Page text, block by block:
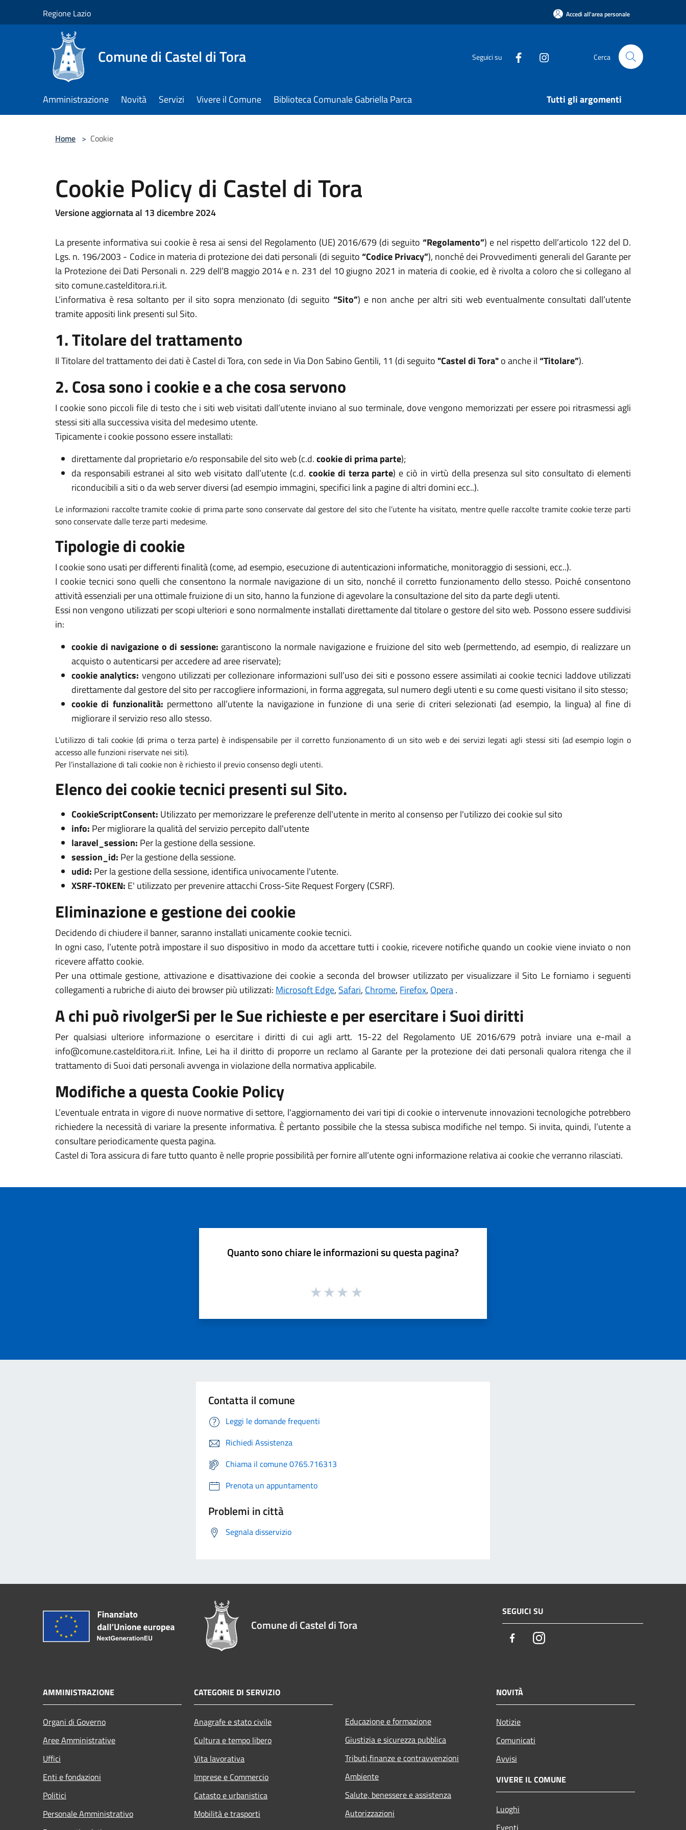
Regione Lazio Accedi all'area personale
Comune di Castel di Tora Seguici su Cerca
Amministrazione Novità Servizi Vivere il Comune Biblioteca Comunale Gabriella Parca Tutti gli argomenti
Home > Cookie
Cookie Policy di Castel di Tora
Versione aggiornata al 13 dicembre 2024
La presente informativa sui cookie è resa ai sensi del Regolamento (UE) 2016/679 (di seguito“Regolamento”) e nel rispetto dell’articolo 122 del D.
Lgs. n. 196/2003 - Codice in materia di protezione dei dati personali (di seguito“Codice Privacy”), nonché dei Provvedimenti generali del Garante per
la Protezione dei Dati Personali n. 229 dell’8 maggio 2014 e n. 231 del 10 giugno 2021 in materia di cookie, ed è rivolta a coloro che si collegano al
sito comune.castelditora.ri.it.
L’informativa è resa soltanto per il sito sopra menzionato (di seguito “Sito”) e non anche per altri siti web eventualmente consultati dall’utente
tramite appositi link presenti sul Sito.
1. Titolare del trattamento
Il Titolare del trattamento dei dati è Castel di Tora, con sede in Via Don Sabino Gentili, 11 (di seguito "Castel di Tora"o anche il“Titolare”).
2. Cosa sono i cookie e a che cosa servono
I cookie sono piccoli file di testo che i siti web visitati dall’utente inviano al suo terminale, dove vengono memorizzati per essere poi ritrasmessi agli
stessi siti alla successiva visita del medesimo utente.
Tipicamente i cookie possono essere installati:
direttamente dal proprietario e/o responsabile del sito web (c.d.cookie di prima parte);
da responsabili estranei al sito web visitato dall’utente (c.d. cookie di terza parte) e ciò in virtù della presenza sul sito consultato di elementi
riconducibili a siti o da web server diversi (ad esempio immagini, specifici link a pagine di altri domini ecc..).
Le informazioni raccolte tramite cookie di prima parte sono conservate dal gestore del sito che l’utente ha visitato, mentre quelle raccolte tramite cookie terze parti
sono conservate dalle terze parti medesime.
Tipologie di cookie
I cookie sono usati per differenti finalità (come, ad esempio, esecuzione di autenticazioni informatiche, monitoraggio di sessioni, ecc..).
I cookie tecnici sono quelli che consentono la normale navigazione di un sito, nonché il corretto funzionamento dello stesso. Poiché consentono
attività essenziali per una ottimale fruizione di un sito, hanno la funzione di agevolare la consultazione del sito da parte degli utenti.
Essi non vengono utilizzati per scopi ulteriori e sono normalmente installati direttamente dal titolare o gestore del sito web. Possono essere suddivisi
in:
cookie di navigazione o di sessione: garantiscono la normale navigazione e fruizione del sito web (permettendo, ad esempio, di realizzare un
acquisto o autenticarsi per accedere ad aree riservate);
cookie analytics: vengono utilizzati per collezionare informazioni sull’uso dei siti e possono essere assimilati ai cookie tecnici laddove utilizzati
direttamente dal gestore del sito per raccogliere informazioni, in forma aggregata, sul numero degli utenti e su come questi visitano il sito stesso;
cookie di funzionalità: permettono all’utente la navigazione in funzione di una serie di criteri selezionati (ad esempio, la lingua) al fine di
migliorare il servizio reso allo stesso.
L’utilizzo di tali cookie (di prima o terza parte) è indispensabile per il corretto funzionamento di un sito web e dei servizi legati agli stessi siti (ad esempio login o
accesso alle funzioni riservate nei siti).
Per l’installazione di tali cookie non è richiesto il previo consenso degli utenti.
Elenco dei cookie tecnici presenti sul Sito.
CookieScriptConsent: Utilizzato per memorizzare le preferenze dell'utente in merito al consenso per l'utilizzo dei cookie sul sito
info: Per migliorare la qualità del servizio percepito dall'utente
laravel_session: Per la gestione della sessione.
session_id: Per la gestione della sessione.
udid: Per la gestione della sessione, identifica univocamente l'utente.
XSRF-TOKEN: E' utilizzato per prevenire attacchi Cross-Site Request Forgery (CSRF).
Eliminazione e gestione dei cookie
Decidendo di chiudere il banner, saranno installati unicamente cookie tecnici.
In ogni caso, l’utente potrà impostare il suo dispositivo in modo da accettare tutti i cookie, ricevere notifiche quando un cookie viene inviato o non
ricevere affatto cookie.
Per una ottimale gestione, attivazione e disattivazione dei cookie a seconda del browser utilizzato per visualizzare il Sito Le forniamo i seguenti
collegamenti a rubriche di aiuto dei browser più utilizzati: Microsoft Edge, Safari, Chrome, Firefox, Opera.
A chi può rivolgerSi per le Sue richieste e per esercitare i Suoi diritti
Per qualsiasi ulteriore informazione o esercitare i diritti di cui agli artt. 15-22 del Regolamento UE 2016/679 potrà inviare una e-mail a
info@comune.castelditora.ri.it. Infine, Lei ha il diritto di proporre un reclamo al Garante per la protezione dei dati personali qualora ritenga che il
trattamento di Suoi dati personali avvenga in violazione della normativa applicabile.
Modifiche a questa Cookie Policy
L’eventuale entrata in vigore di nuove normative di settore, l'aggiornamento dei vari tipi di cookie o intervenute innovazioni tecnologiche potrebbero
richiedere la necessità di variare la presente informativa. È pertanto possibile che la stessa subisca modifiche nel tempo. Si invita, quindi, l’utente a
consultare periodicamente questa pagina.
Castel di Tora assicura di fare tutto quanto è nelle proprie possibilità per fornire all’utente ogni informazione relativa ai cookie che verranno rilasciati.
Quanto sono chiare le informazioni su questa pagina?
Contatta il comune
Leggi le domande frequenti
Richiedi Assistenza
Chiama il comune 0765.716313
Prenota un appuntamento
Problemi in città
Segnala disservizio
Comune di Castel di Tora
SEGUICI SU
FacebookInstagram
AMMINISTRAZIONE
Organi di Governo
Aree Amministrative
Uffici
Enti e fondazioni
Politici
Personale Amministrativo
CATEGORIE DI SERVIZIO
Anagrafe e stato civile
Cultura e tempo libero
Vita lavorativa
Imprese e Commercio
Catasto e urbanistica
Mobilità e trasporti
Educazione e formazione
Giustizia e sicurezza pubblica
Tributi,finanze e contravvenzioni
Ambiente
Salute, benessere e assistenza
Autorizzazioni
NOVITÀ
Notizie
Comunicati
Avvisi
VIVERE IL COMUNE
Luoghi
Eventi